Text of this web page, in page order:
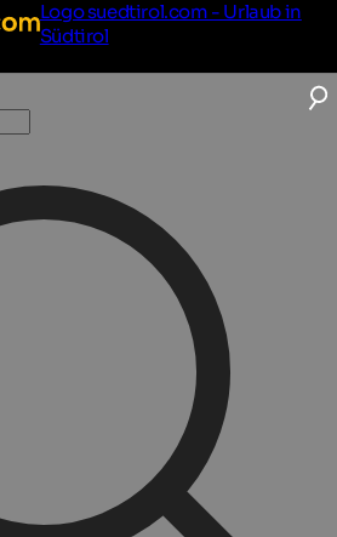
Logo suedtirol.com - Urlaub in
Südtirol